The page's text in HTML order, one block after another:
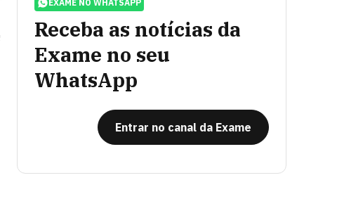
EXAME NO WHATSAPP
Receba as notícias da
Exame no seu
WhatsApp
Entrar no canal da Exame